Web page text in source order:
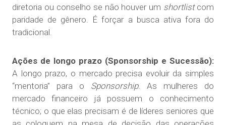
diretoria ou conselho se não houver um shortlistcom
paridade de gênero. É forçar a busca ativa fora do
tradicional.
Ações de longo prazo (Sponsorship e Sucessão):
A longo prazo, o mercado precisa evoluir da simples
“mentoria” para o Sponsorship. As mulheres do
mercado financeiro já possuem o conhecimento
técnico; o que elas precisam é de líderes seniores que